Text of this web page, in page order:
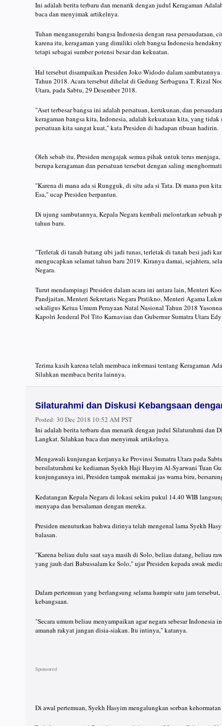
Ini adalah berita terbaru dan menarik dengan judul Keragaman
baca dan menyimak artikelnya.
Tuhan menganugerahi bangsa Indonesia dengan rasa persaudaraan,
karena itu, keragaman yang dimiliki oleh bangsa Indonesia
tetapi sebagai sumber potensi besar dan kekuatan.
Hal tersebut disampaikan Presiden Joko Widodo dalam
Tahun 2018. Acara tersebut dihelat di Gedung Serbaguna T. Rizal
Utara, pada Sabtu, 29 Desember 2018.
"Aset terbesar bangsa ini adalah persatuan, kerukunan, dan
keragaman bangsa kita, Indonesia, adalah kekuataan kita, yang
persatuan kita sangat kuat," kata Presiden di hadapan ribuan hadirin.
Oleh sebab itu, Presiden mengajak semua pihak untuk terus
berupa keragaman dan persatuan tersebut dengan saling
"Karena di mana ada si Rungguk, di situ ada si Tata. Di mana pun
Esa," ucap Presiden berpantun.
Di ujung sambutannya, Kepala Negara kembali melontarkan sebuah
tahun baru.
"Terletak di tanah batang ubi jadi tunas, terletak di tanah besi jadi
mengucapkan selamat tahun baru 2019. Kiranya damai, sejahtera,
Negara.
Turut mendampingi Presiden dalam acara ini antara lain, Menteri
Pandjaitan, Menteri Sekretaris Negara Pratikno, Menteri Agama
sekaligus Ketua Umum Perayaan Natal Nasional Tahun 2018
Kapolri Jenderal Pol Tito Karnavian dan Gubernur Sumatra Utara
Terima kasih karena telah membaca informasi tentang Keragaman
Silahkan membaca berita lainnya.
Silaturahmi dan Diskusi Kebangsaan
Posted: 30 Dec 2018 10:52 AM PST
Ini adalah berita terbaru dan menarik dengan judul Silaturahmi dan
Langkat. Silahkan baca dan menyimak artikelnya.
Mengawali kunjungan kerjanya ke Provinsi Sumatra Utara pada
bersilaturahmi ke kediaman Syekh Haji Hasyim Al-Syarwani Tuan
kunjungannya ini, Presiden tampak memakai jas warna biru,
Kedatangan Kepala Negara di lokasi sekira pukul 14.40 WIB
menyapa dan bersalaman dengan mereka.
Presiden menuturkan bahwa dirinya telah mengenal lama Syekh
balasan.
"Karena beliau dulu saat saya masih di Solo, beliau datang, beliau
yang jauh dari Babussalam ke Solo," ujar Presiden kepada awak
Dalam pertemuan yang berlangsung selama hampir satu jam
kebangsaan.
"Secara umum beliau menyampaikan agar negara sebesar
amanah rakyat jangan disia-siakan. Itu intinya," katanya.
Di awal pertemuan, Syekh Hasyim mengalungkan sorban